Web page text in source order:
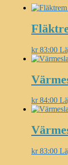
kr83:00
kr84:00
kr83:00